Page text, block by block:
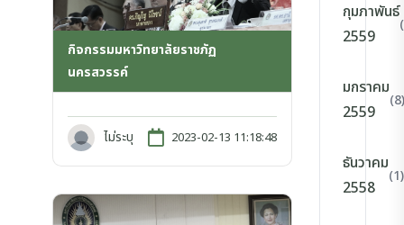
กิจกรรมมหาวิทยาลัยราชภัฏ
นครสวรรค์
ไม่ระบุ 2023-02-13 11:18:48
กุมภาพันธ์
2559
มกราคม
2559
(8)
ธันวาคม
2558
(1)